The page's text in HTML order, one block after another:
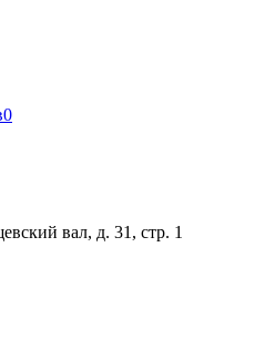
0
вал, д. 31, стр. 1